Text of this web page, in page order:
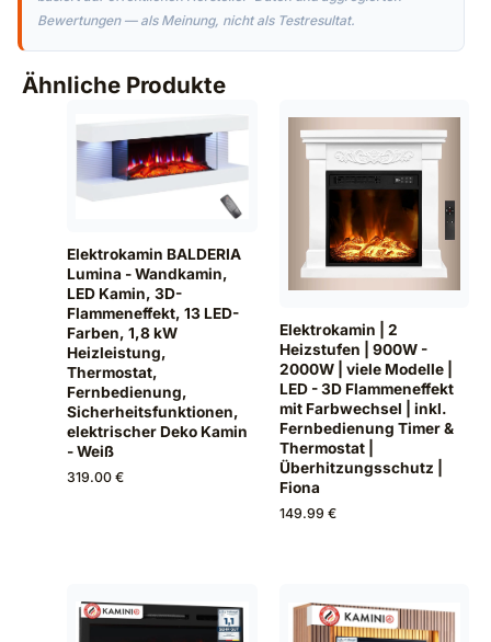
Bewertungen — als Meinung, nicht als Testresultat.
Ähnliche Produkte
Elektrokamin BALDERIA
Lumina - Wandkamin,
LED Kamin, 3D-
Flammeneffekt, 13 LED-
Farben, 1,8 kW
Heizleistung,
Thermostat,
Fernbedienung,
Sicherheitsfunktionen,
elektrischer Deko Kamin
- Weiß
319.00 €
Elektrokamin | 2
Heizstufen | 900W -
2000W | viele Modelle |
LED - 3D Flammeneffekt
mit Farbwechsel | inkl.
Fernbedienung Timer &
Thermostat |
Überhitzungsschutz |
Fiona
149.99 €